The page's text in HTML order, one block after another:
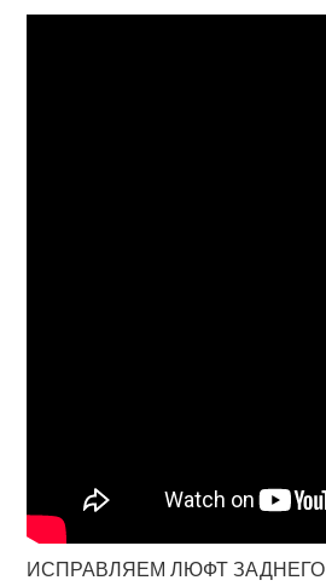
ИСПРАВЛЯЕМ ЛЮФТ ЗАДНЕГО